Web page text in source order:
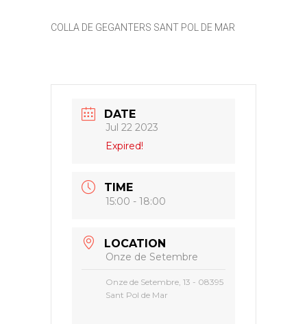
COLLA DE GEGANTERS SANT POL DE MAR
DATE
Jul 22 2023
Expired!
TIME
15:00 - 18:00
LOCATION
Onze de Setembre
Onze de Setembre, 13 - 08395
Sant Pol de Mar